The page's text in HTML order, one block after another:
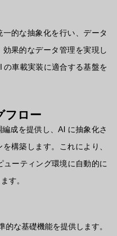
的な抽象化を行い、データ
効果的なデータ管理を実現し
の車載実装に適合する基盤を
フロー
成を提供し、AI に抽象化さ
構築します。これにより、
ューティング環境に自動的に
す。
的な基礎機能を提供します。